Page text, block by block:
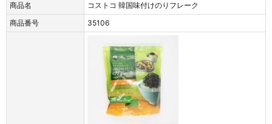
商品名
コストコ 韓国味付けのりフレーク
商品番号
35106